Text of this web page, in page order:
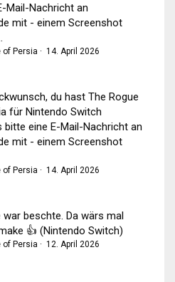
Mail-Nachricht an
mit - einem Screenshot
of Persia · 14. April 2026
du hast The Rogue
für Nintendo Switch
bitte eine E-Mail-Nachricht an
mit - einem Screenshot
of Persia · 14. April 2026
beschte. Da wärs mal
👍 (Nintendo Switch)
of Persia · 12. April 2026